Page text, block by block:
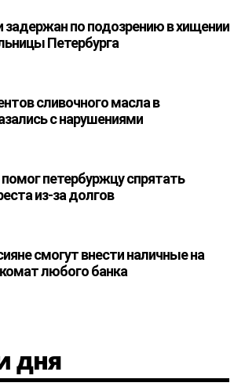
задержан по подозрению в хищении
Петербурга
сливочного масла в
с нарушениями
петербуржцу спрятать
из-за долгов
смогут внести наличные на
любого банка
дня